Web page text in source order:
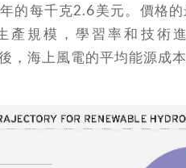
的每千克2.6美元。價格
產規模，學習率和技術
，海上風電的平均能源成